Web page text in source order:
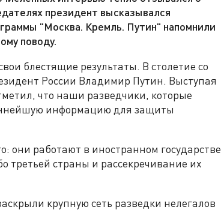
президент высказывался
"Москва. Кремль. Путин" напомнили
поводу.
блестящие результаты. В столетие со
России Владимир Путин. Выступая
что наши разведчики, которые
информацию для защиты
они работают в иностранном государстве
страны и рассекречивание их
крупную сеть разведки нелегалов